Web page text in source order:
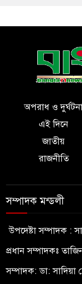
অপরাধ ও
এই দিনে
জাতীয়
রাজনীতি
সম্পাদক মন্ডলী
উপদেষ্টা সম্পাদক :
প্রধান সম্পাদকঃ
সম্পাদক: ডা: সাদিয়া